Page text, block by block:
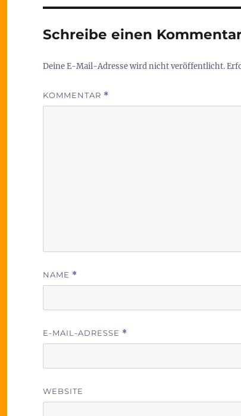
Schreibe einen
Deine E-Mail-Adresse wird nicht veröffentlicht.
KOMMENTAR *
NAME *
E-MAIL-ADRESSE *
WEBSITE